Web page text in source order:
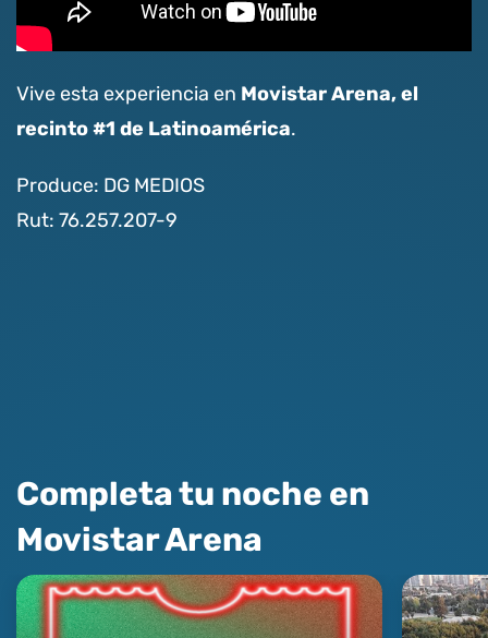
Vive esta experiencia en Movistar Arena, el
recinto #1 de Latinoamérica.
Produce: DG MEDIOS
Rut: 76.257.207-9
Completa tu noche en
Movistar Arena